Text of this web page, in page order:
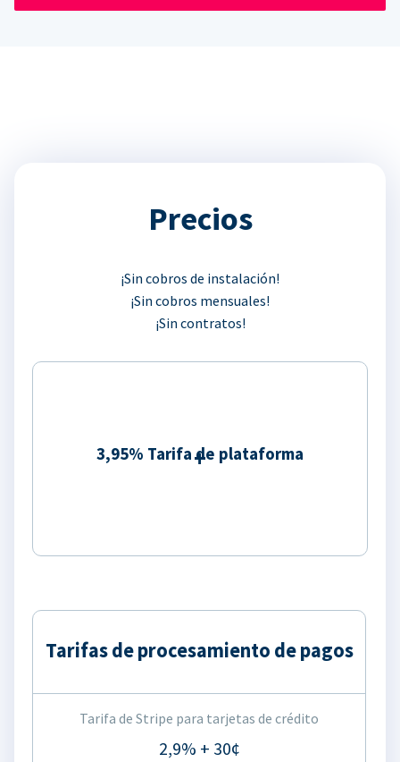
Precios
¡Sin cobros de instalación!
¡Sin cobros mensuales!
¡Sin contratos!
3,95% Tarifa de plataforma
Tarifas de procesamiento de pagos
Tarifa de Stripe para tarjetas de crédito
2,9% + 30¢